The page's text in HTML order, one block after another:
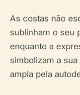
As costas não
sublinham o seu
enquanto a
simbolizam a
ampla pela